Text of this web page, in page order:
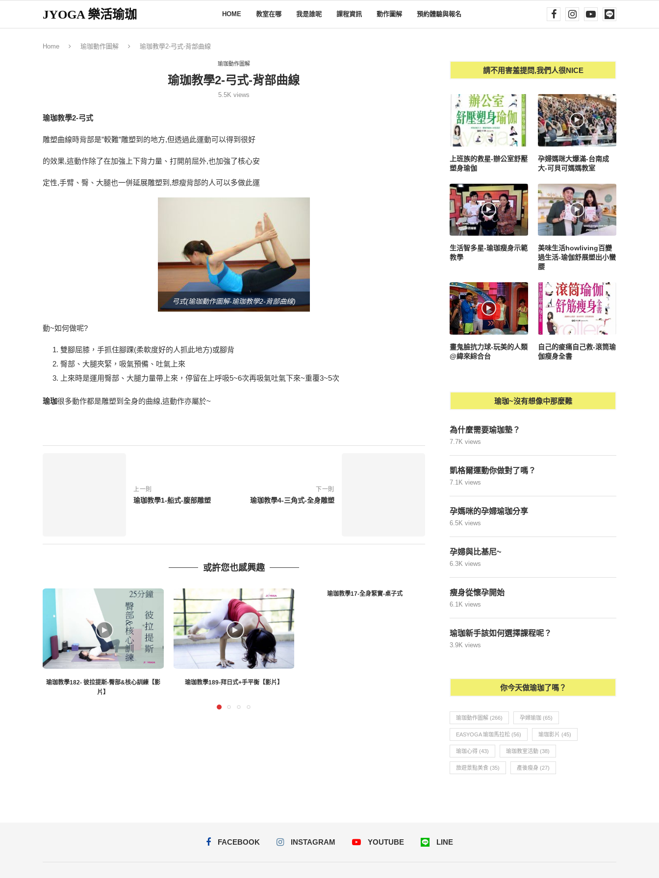
JYOGA 樂活瑜珈 HOME 教室在哪 我是誰呢 課程資訊 動作圖解 預約體驗與報名
Home 瑜珈動作圖解 瑜珈教學2-弓式-背部曲線
瑜珈動作圖解
瑜珈教學2-弓式-背部曲線
5.5K views
瑜珈教學2-弓式
雕塑曲線時背部是”較難”雕塑到的地方,但透過此運動可以得到很好
的效果,這動作除了在加強上下背力量、打開前屈外,也加強了核心安
定性,手臂、臀、大腿也一併延展雕塑到,想瘦背部的人可以多做此運
弓式(瑜珈動作圖解-瑜珈教學2-背部曲線)
動~如何做呢?
雙腳屈膝，手抓住腳踝(柔軟度好的人抓此地方)或腳背
臀部、大腿夾緊，吸氣預備、吐氣上來
上來時是運用臀部、大腿力量帶上來，停留在上呼吸5~6次再吸氣吐氣下來~重覆3~5次
瑜珈很多動作都是雕塑到全身的曲線,這動作亦屬於~
上一則
瑜珈教學1-船式-腹部雕塑
下一則
瑜珈教學4-三角式-全身雕塑
或許您也感興趣
瑜珈教學182- 彼拉提斯-臀部&核心訓練【影
片】
瑜珈教學189-拜日式+手平衡【影片】
瑜珈教學17-全身緊實-桌子式
瑜珈與淋巴系統
請不用害羞提問,我們人很NICE
上班族的救星-辦公室舒壓
塑身瑜伽
孕婦媽咪大爆滿-台南成
大-可貝可媽媽教室
生活智多星-瑜珈瘦身示範
教學
美味生活howliving百變
過生活-瑜伽舒展塑出小蠻
腰
畫鬼臉抗力球-玩美的人類
@緯來綜合台
自己的痠痛自己救-滾筒瑜
伽瘦身全書
瑜珈~沒有想像中那麼難
為什麼需要瑜珈墊？
7.7K views
凱格爾運動你做對了嗎？
7.1K views
孕媽咪的孕婦瑜珈分享
6.5K views
孕婦與比基尼~
6.3K views
瘦身從懷孕開始
6.1K views
瑜珈新手該如何選擇課程呢？
3.9K views
你今天做瑜珈了嗎？
瑜珈動作圖解 (266) 孕婦瑜珈 (65)
EASYOGA 瑜珈馬拉松 (56) 瑜珈影片 (45)
瑜珈心得 (43) 瑜珈教室活動 (38)
旅遊景點美食 (35) 產後瘦身 (27)
FACEBOOK INSTAGRAM YOUTUBE LINE